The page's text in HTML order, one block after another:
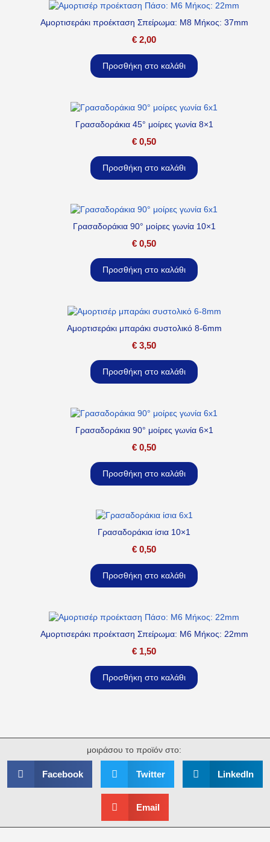
Αμορτισεράκι προέκταση Σπείρωμα: M8 Μήκος: 37mm
€ 2,00
Προσθήκη στο καλάθι
Γρασαδοράκια 45° μοίρες γωνία 8×1
€ 0,50
Προσθήκη στο καλάθι
Γρασαδοράκια 90° μοίρες γωνία 10×1
€ 0,50
Προσθήκη στο καλάθι
Αμορτισεράκι μπαράκι συστολικό 8-6mm
€ 3,50
Προσθήκη στο καλάθι
Γρασαδοράκια 90° μοίρες γωνία 6×1
€ 0,50
Προσθήκη στο καλάθι
Γρασαδοράκια ίσια 10×1
€ 0,50
Προσθήκη στο καλάθι
Αμορτισεράκι προέκταση Σπείρωμα: M6 Μήκος: 22mm
€ 1,50
Προσθήκη στο καλάθι
μοιράσου το προϊόν στο:
Facebook Twitter LinkedIn
Email